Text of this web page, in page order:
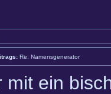
Re: Namensgenerator
mit ein